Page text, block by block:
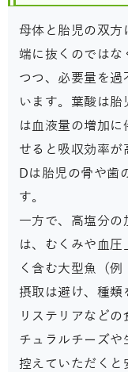
母体と胎児の双方
端に抜くのではな
つつ、必要量を
います。葉酸は
は血液量の増加
せると吸収効率が
Dは胎児の骨や歯
す。
一方で、高塩分の
は、むくみや血
く含む大型魚（
摂取は避け、種類
リステリアなど
チュラルチーズや
控えていただくと